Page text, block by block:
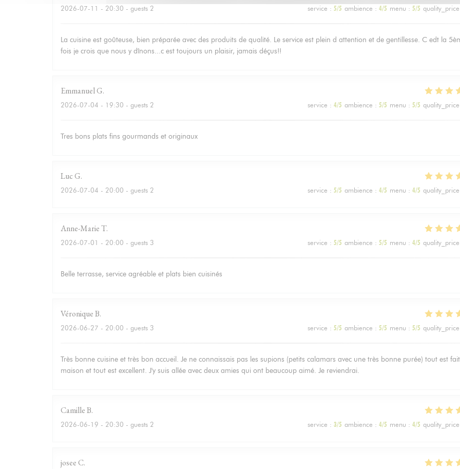
2026-07-11 - 20:30 - guests 2 service : 5/5 ambience : 4/5 menu : 5/5 quality_price
La cuisine est goûteuse, bien préparée avec des produits de qualité. Le service est plein d attention et de gentillesse. C edt la
fois je crois que nous y dînons...c est toujours un plaisir, jamais déçus!!
EmmanuelG
2026-07-04 - 19:30 - guests 2 service : 4/5 ambience : 5/5 menu : 5/5 quality_price
Tres bons plats fins gourmands et originaux
LucG
2026-07-04 - 20:00 - guests 2 service : 5/5 ambience : 4/5 menu : 4/5 quality_price
Anne-MarieT
2026-07-01 - 20:00 - guests 3 service : 5/5 ambience : 5/5 menu : 4/5 quality_price
Belle terrasse, service agréable et plats bien cuisinés
VéroniqueB
2026-06-27 - 20:00 - guests 3 service : 5/5 ambience : 5/5 menu : 5/5 quality_price
Très bonne cuisine et très bon accueil. Je ne connaissais pas les supions (petits calamars avec une très bonne purée) tout est fait
maison et tout est excellent. J'y suis allée avec deux amies qui ont beaucoup aimé. Je reviendrai.
CamilleB
2026-06-19 - 20:30 - guests 2 service : 3/5 ambience : 4/5 menu : 4/5 quality_price
joseeC